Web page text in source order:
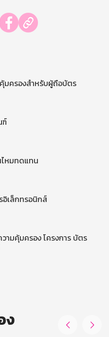
คุ้มครองสำหรับผู้ถือบัตร
หมทดแทน
อิเล็กทรอนิกส์
ามคุ้มครอง โครงการ บัตร
ง  